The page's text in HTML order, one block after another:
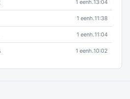
1 eenh.13:04
1 eenh.11:38
1 eenh.11:04
1 eenh.10:02